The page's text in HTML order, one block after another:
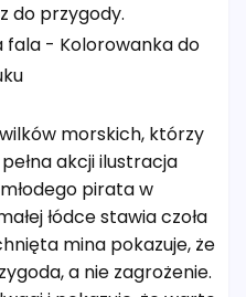
do przygody.
morskich, którzy
akcji ilustracja
pirata w
łódce stawia czoła
mina pokazuje, że
a nie zagrożenie.